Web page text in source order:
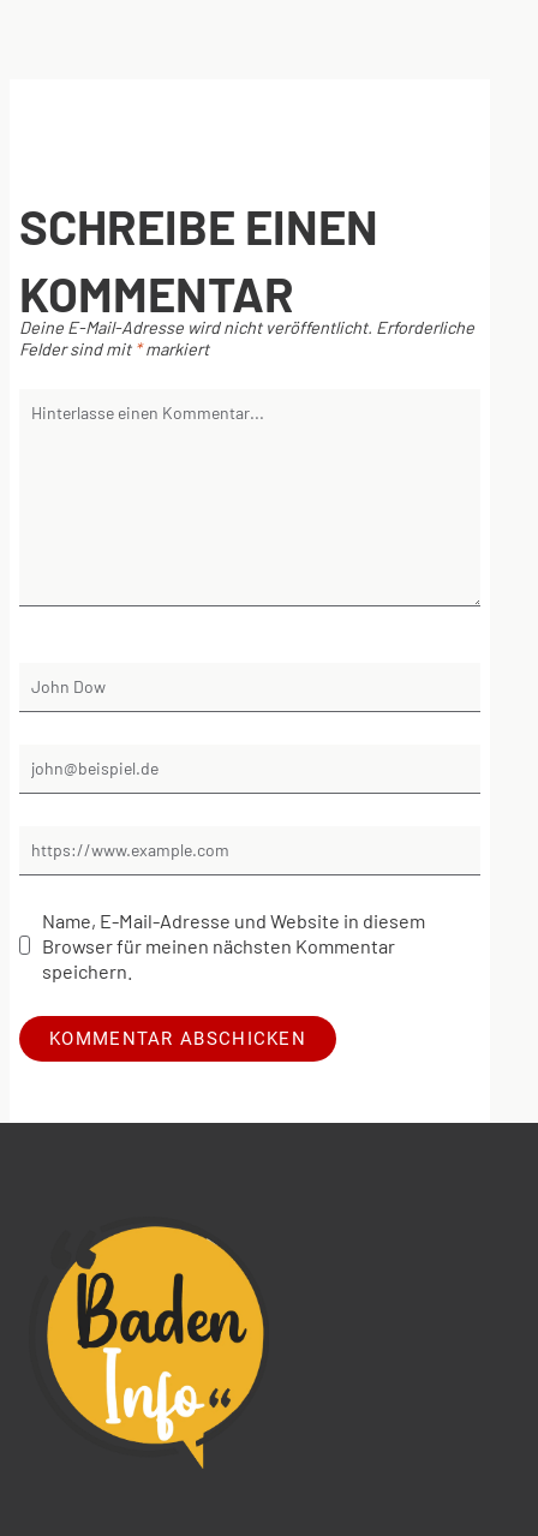
SCHREIBE EINEN
KOMMENTAR
Deine E-Mail-Adresse wird nicht veröffentlicht. Erforderliche
Felder sind mit *markiert
Name, E-Mail-Adresse und Website in diesem
Browser für meinen nächsten Kommentar
speichern.